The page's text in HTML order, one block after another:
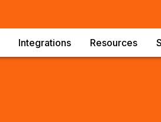
Integrations Resources